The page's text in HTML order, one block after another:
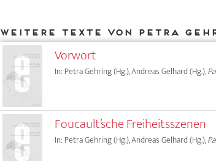
Weitere Texte von Petra
Vorwort
In: Petra Gehring (Hg.), Andreas Gelhard (Hg.),
Foucault’sche Freiheitsszenen
In: Petra Gehring (Hg.), Andreas Gelhard (Hg.),